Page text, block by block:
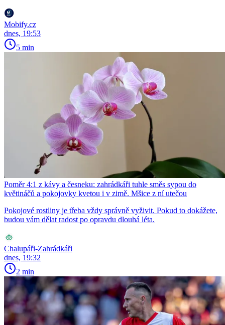
Mobify.cz
dnes, 19:53
5 min
Poměr 4:1 z kávy a česneku: zahrádkáři tuhle směs sypou do
květináčů a pokojovky kvetou i v zimě. Mšice z ní utečou
Pokojové rostliny je třeba vždy správně vyživit. Pokud to dokážete,
budou vám dělat radost po opravdu dlouhá léta.
Chalupáři-Zahrádkáři
dnes, 19:32
2 min